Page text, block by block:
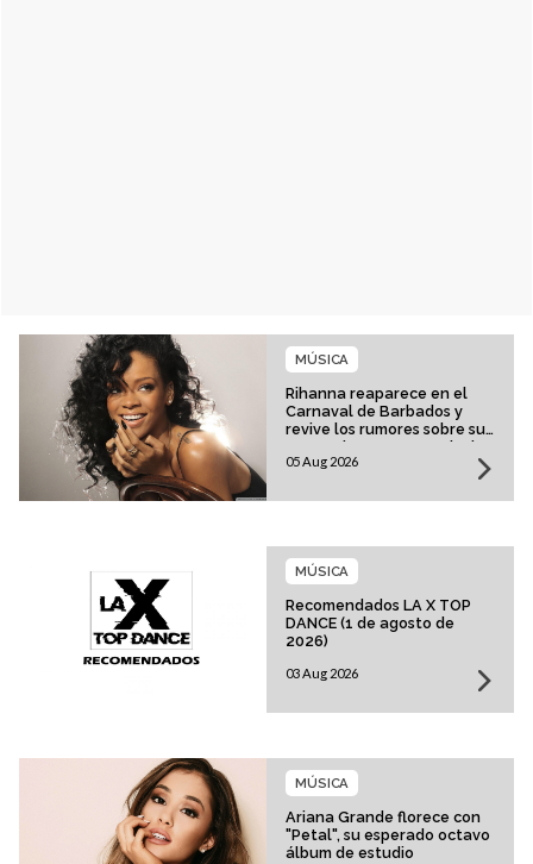
Rihanna reaparece en el
Carnaval de Barbados y
revive los rumores sobre su
esperado regreso musical
MÚSICA
05 Aug 2026
Recomendados LA X TOP
DANCE (1 de agosto de
2026)
MÚSICA
03 Aug 2026
Ariana Grande florece con
"Petal", su esperado octavo
álbum de estudio
MÚSICA